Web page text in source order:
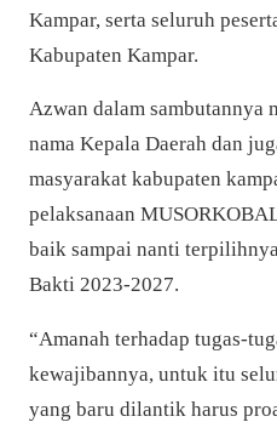
Kampar, serta seluruh
Kabupaten Kampar.
Azwan dalam sambutannya
nama Kepala Daerah dan
masyarakat kabupaten
pelaksanaan
baik sampai nanti
Bakti 2023-2027.
“Amanah terhadap tugas-
kewajibannya, untuk itu
yang baru dilantik harus